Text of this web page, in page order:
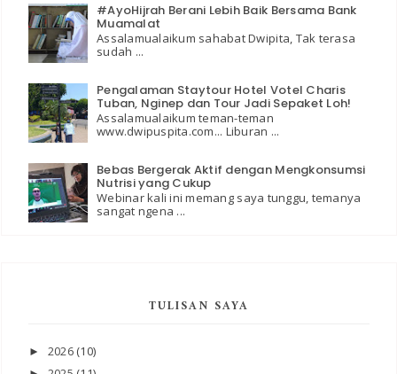
#AyoHijrah Berani Lebih Baik Bersama Bank
Muamalat
Assalamualaikum sahabat Dwipita, Tak terasa
sudah ...
Pengalaman Staytour Hotel Votel Charis
Tuban, Nginep dan Tour Jadi Sepaket Loh!
Assalamualaikum teman-teman
www.dwipuspita.com... Liburan ...
Bebas Bergerak Aktif dengan Mengkonsumsi
Nutrisi yang Cukup
Webinar kali ini memang saya tunggu, temanya
sangat ngena ...
TULISAN SAYA
► 2026 (10)